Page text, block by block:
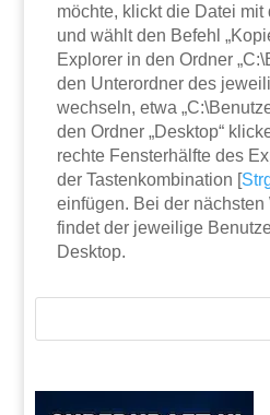
möchte, klickt die Datei
und wählt den Befehl
Explorer in den Ordner
den Unterordner des
wechseln, etwa
den Ordner „Desktop“
rechte Fensterhälfte des
der Tastenkombination [
einfügen. Bei der
findet der jeweilige
Desktop.